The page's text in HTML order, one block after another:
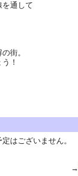
通して
街。
！
はございません。
→